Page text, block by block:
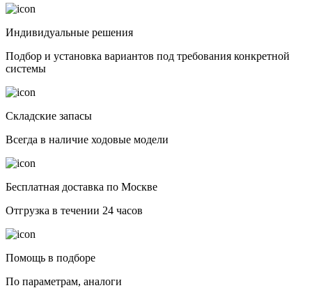
Индивидуальные решения
Подбор и установка вариантов под требования конкретной
системы
Складские запасы
Всегда в наличие ходовые модели
Бесплатная доставка по Москве
Отгрузка в течении 24 часов
Помощь в подборе
По параметрам, аналоги